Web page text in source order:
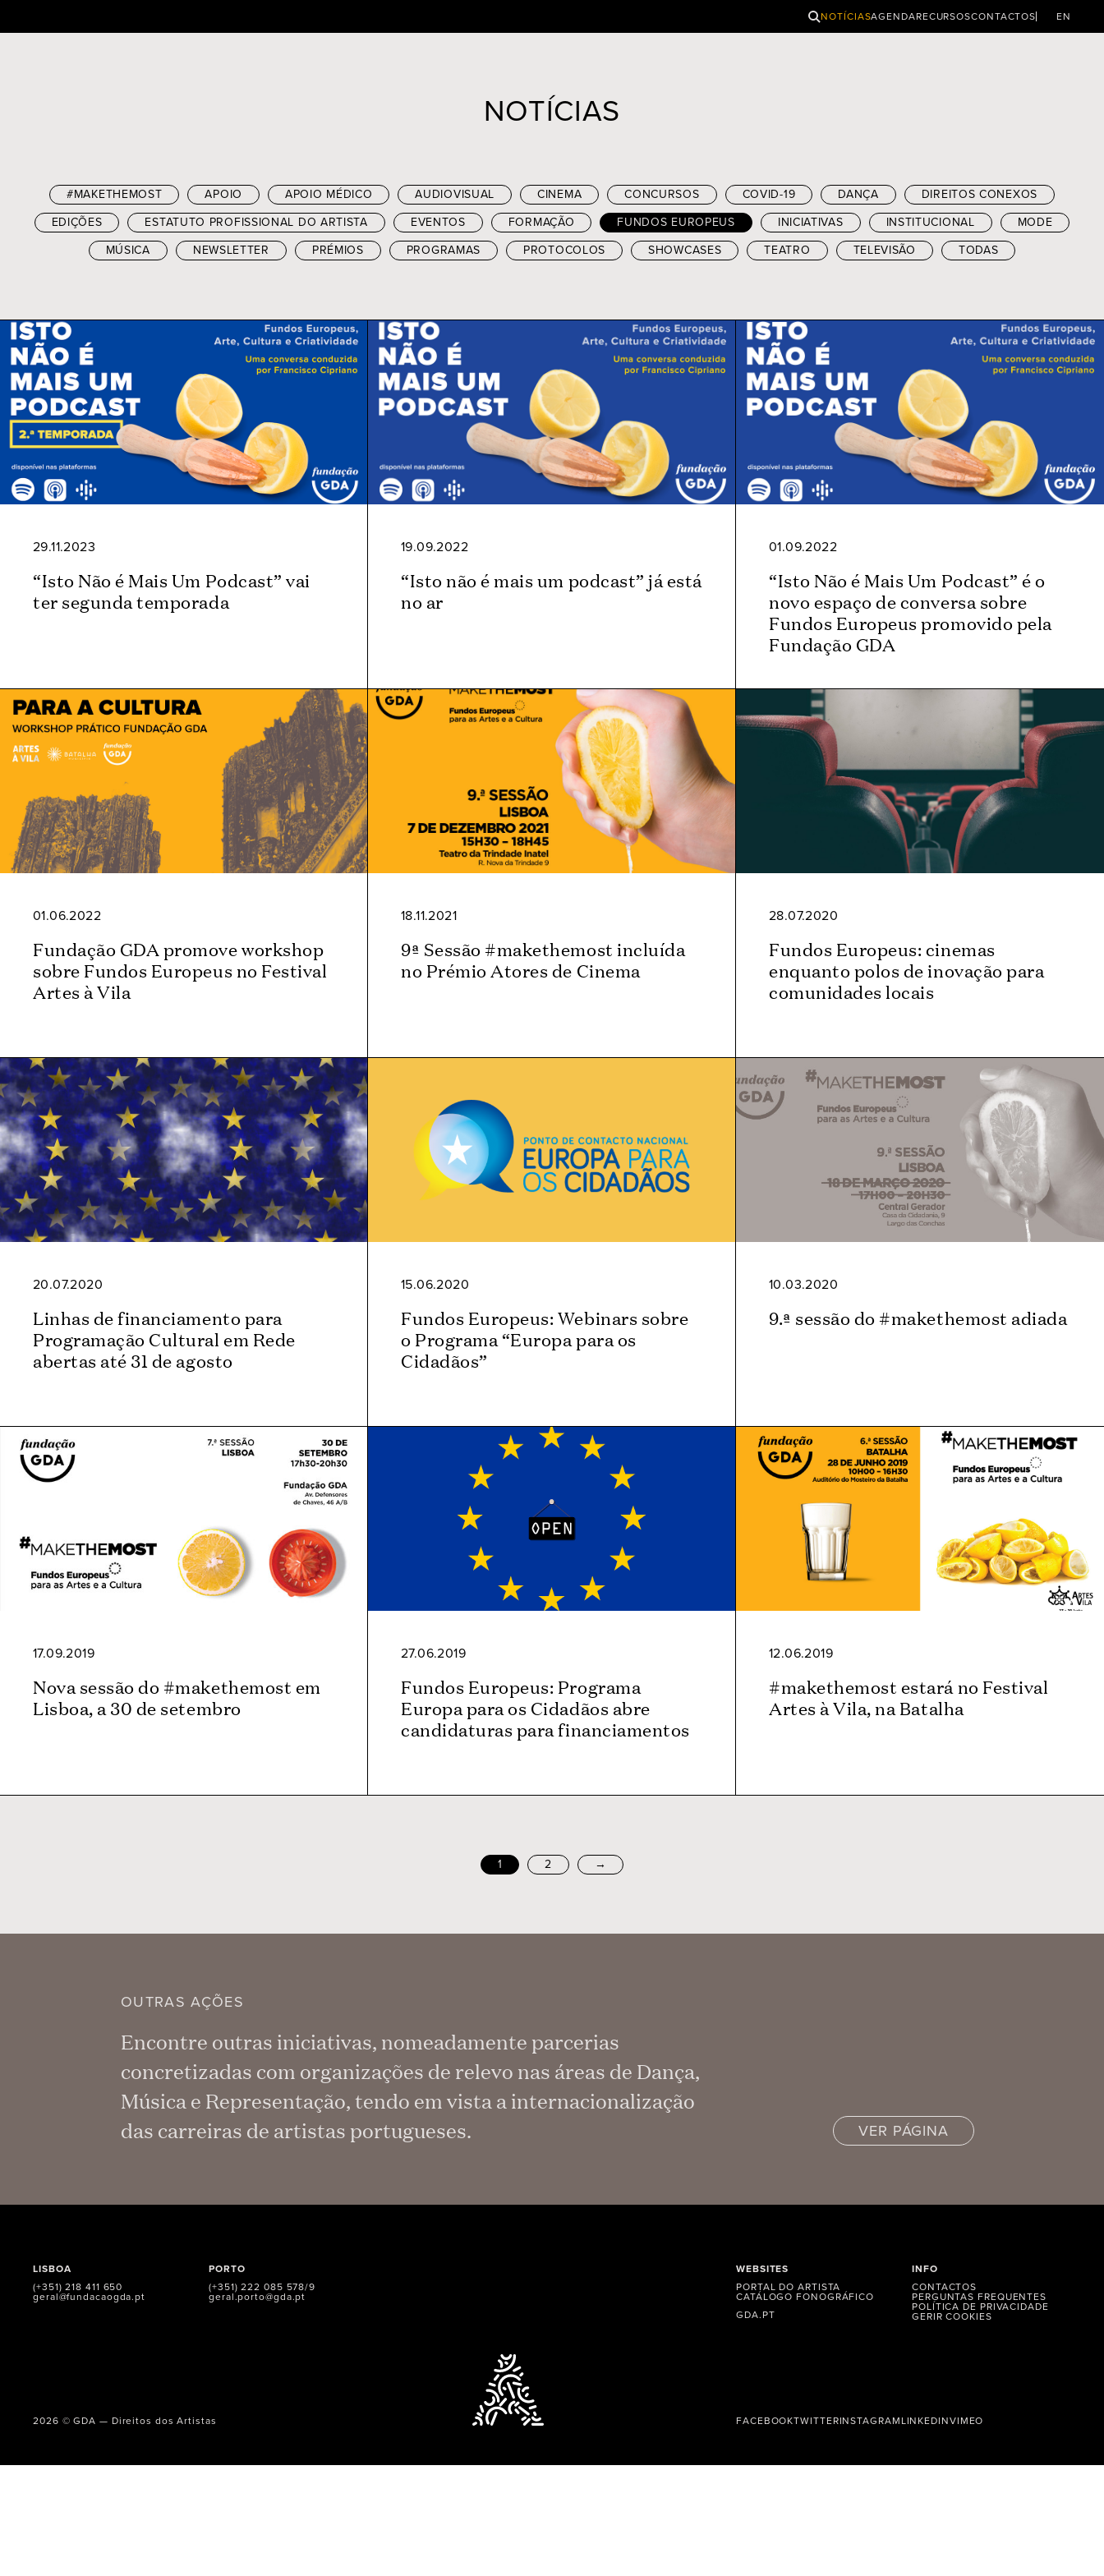
PESQUISAR
NOTÍCIASAGENDARECURSOSCONTACTOS EN
NOTÍCIAS
#MAKETHEMOST APOIO APOIO MÉDICO AUDIOVISUAL CINEMA CONCURSOS COVID-19 DANÇA
DIREITOS CONEXOS
EDIÇÕES
ESTATUTO PROFISSIONAL DO ARTISTA EVENTOS FORMAÇÃO FUNDOS EUROPEUS INICIATIVAS INSTITUCIONAL
MODE
MÚSICA
NEWSLETTER PRÉMIOS PROGRAMAS PROTOCOLOS SHOWCASES TEATRO TELEVISÃO TODAS
29.11.2023
“Isto Não é Mais Um Podcast” vai
ter segunda temporada
19.09.2022
“Isto não é mais um podcast” já está
no ar
01.09.2022
“Isto Não é Mais Um Podcast” é o
novo espaço de conversa sobre
Fundos Europeus promovido pela
Fundação GDA
01.06.2022
Fundação GDA promove workshop
sobre Fundos Europeus no Festival
Artes à Vila
18.11.2021
9ª Sessão #makethemost incluída
no Prémio Atores de Cinema
28.07.2020
Fundos Europeus: cinemas
enquanto polos de inovação para
comunidades locais
20.07.2020
Linhas de financiamento para
Programação Cultural em Rede
abertas até 31 de agosto
15.06.2020
Fundos Europeus: Webinars sobre
o Programa “Europa para os
Cidadãos”
10.03.2020
9.ª sessão do #makethemost adiada
17.09.2019
Nova sessão do #makethemost em
Lisboa, a 30 de setembro
27.06.2019
Fundos Europeus: Programa
Europa para os Cidadãos abre
candidaturas para financiamentos
12.06.2019
#makethemost estará no Festival
Artes à Vila, na Batalha
1 2 →
OUTRAS AÇÕES
Encontre outras iniciativas, nomeadamente parcerias
concretizadas com organizações de relevo nas áreas de Dança,
Música e Representação, tendo em vista a internacionalização
das carreiras de artistas portugueses.
VER PÁGINA
LISBOA
(+351) 218 411 650
geral@fundacaogda.pt
PORTO
(+351) 222 085 578/9
geral.porto@gda.pt
WEBSITES
PORTAL DO ARTISTA
CATÁLOGO FONOGRÁFICO
GDA.PT
INFO
CONTACTOS
PERGUNTAS FREQUENTES
POLÍTICA DE PRIVACIDADE
GERIR COOKIES
2026 © GDA — Direitos dos Artistas FACEBOOKTWITTERINSTAGRAMLINKEDINVIMEO